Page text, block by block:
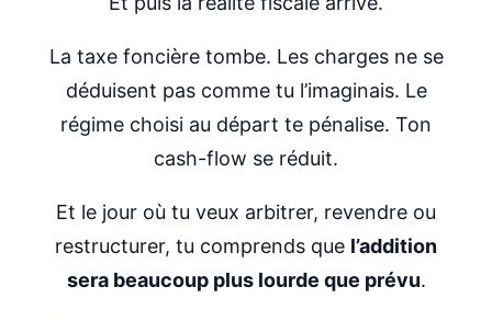
La taxe foncière tombe. Les charges ne se
déduisent pas comme tu l’imaginais. Le
régime choisi au départ te pénalise. Ton
cash-flow se réduit.
Et le jour où tu veux arbitrer, revendre ou
restructurer, tu comprends que l’addition
sera beaucoup plus lourde que prévu.